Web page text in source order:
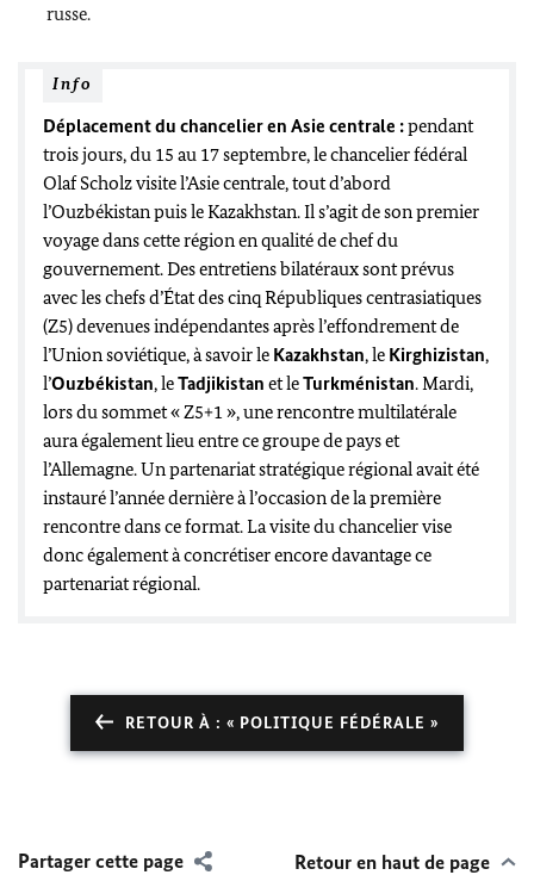
russe.
Info
Déplacement du chancelier en Asie centrale :pendant
trois jours, du 15 au 17 septembre, le chancelier fédéral
Olaf Scholz visite l’Asie centrale, tout d’abord
l’Ouzbékistan puis le Kazakhstan. Il s’agit de son premier
voyage dans cette région en qualité de chef du
gouvernement. Des entretiens bilatéraux sont prévus
avec les chefs d’État des cinq Républiques centrasiatiques
(Z5) devenues indépendantes après l’effondrement de
l’Union soviétique, à savoir le Kazakhstan, le Kirghizistan,
l’Ouzbékistan, leTadjikistan et leTurkménistan. Mardi,
lors du sommet « Z5+1 », une rencontre multilatérale
aura également lieu entre ce groupe de pays et
l’Allemagne. Un partenariat stratégique régional avait été
instauré l’année dernière à l’occasion de la première
rencontre dans ce format. La visite du chancelier vise
donc également à concrétiser encore davantage ce
partenariat régional.
RETOUR À : « POLITIQUE FÉDÉRALE »
Partager cette page Retour en haut de page